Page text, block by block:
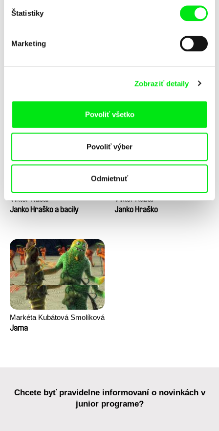
Štatistiky
Marketing
Zobraziť detaily
Povoliť všetko
Povoliť výber
Odmietnuť
dobrodružstvo
Viktor Kubal
Viktor Kubal
Janko Hraško a bacily
Viktor Kubal
Janko Hraško
Markéta Kubátová Smolíková
Jama
Chcete byť pravidelne informovaní o novinkách v
junior programe?